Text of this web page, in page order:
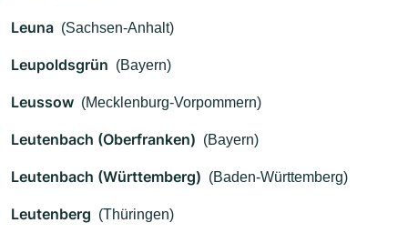
Leuna (Sachsen-Anhalt)
Leupoldsgrün (Bayern)
Leussow (Mecklenburg-Vorpommern)
Leutenbach (Oberfranken) (Bayern)
Leutenbach (Württemberg) (Baden-Württemberg)
Leutenberg (Thüringen)